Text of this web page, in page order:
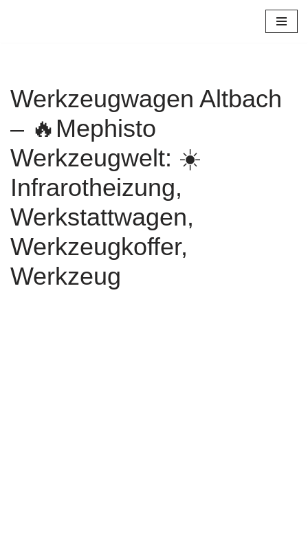
Werkzeugwagen Altbach
– 🔥Mephisto
Werkzeugwelt: ☀️
Infrarotheizung,
Werkstattwagen,
Werkzeugkoffer,
Werkzeug